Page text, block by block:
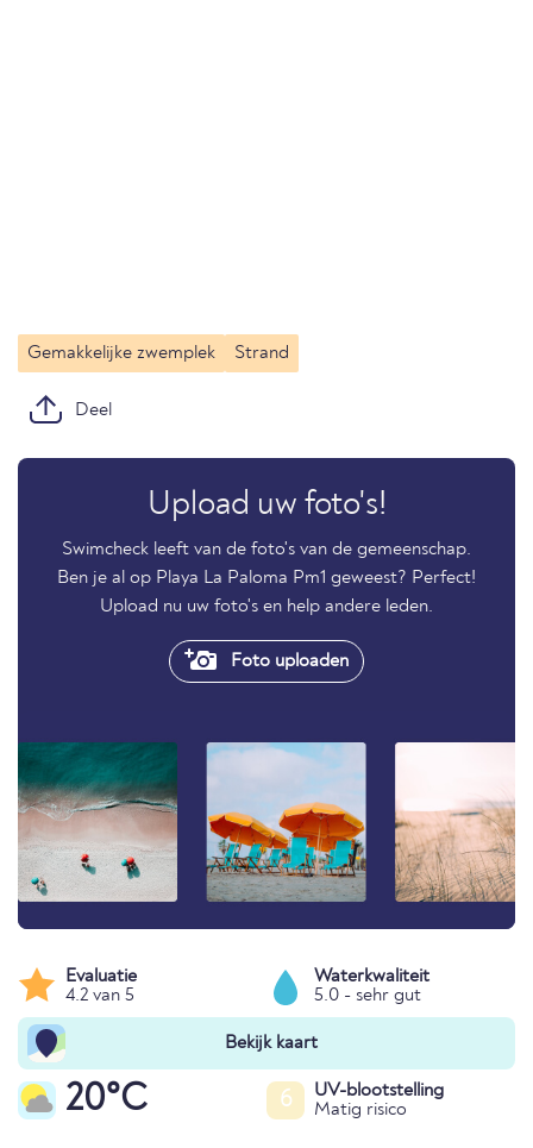
Gemakkelijke zwemplek Strand
Deel
Upload uw foto's!
Swimcheck leeft van de foto's van de gemeenschap.
Ben je al op Playa La Paloma Pm1 geweest? Perfect!
Upload nu uw foto's en help andere leden.
Foto uploaden
Evaluatie
4.2 van 5
Waterkwaliteit
5.0 - sehr gut
Bekijk kaart
20°C 6
UV-blootstelling
Matig risico